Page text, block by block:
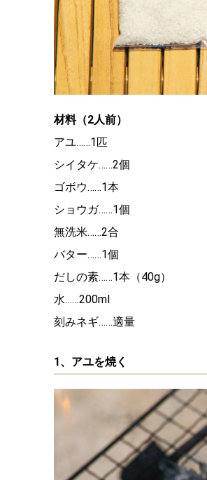
材料（2人前）
アユ……1匹
シイタケ……2個
ゴボウ……1本
ショウガ……1個
無洗米……2合
バター……1個
だしの素……1本（40g）
水……200ml
刻みネギ……適量
1、アユを焼く